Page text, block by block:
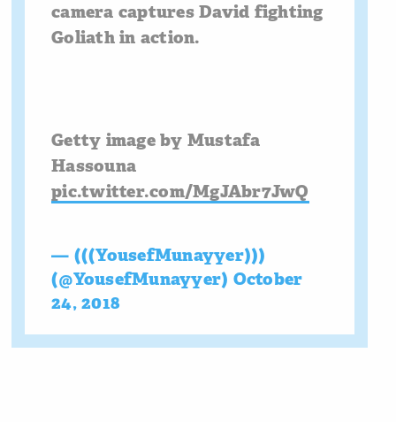
camera captures David fighting
Goliath in action.
Getty image by Mustafa
Hassouna
pic.twitter.com/MgJAbr7JwQ
— (((YousefMunayyer)))
(@YousefMunayyer) October
24, 2018